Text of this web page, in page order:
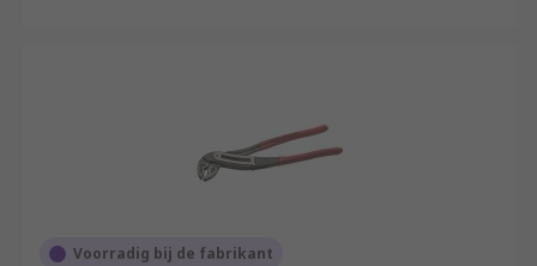
Voorradig bij de fabrikant